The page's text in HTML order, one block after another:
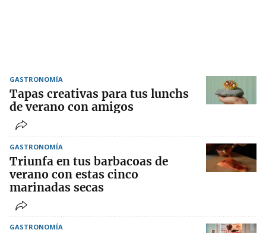
GASTRONOMÍA
Tapas creativas para tus lunchs
de verano con amigos
GASTRONOMÍA
Triunfa en tus barbacoas de
verano con estas cinco
marinadas secas
GASTRONOMÍA